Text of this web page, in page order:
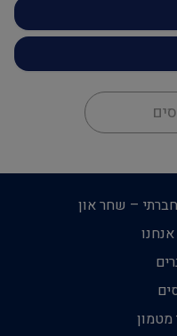
– שחר און
מטמון